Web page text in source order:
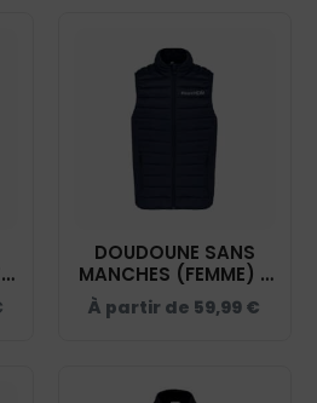
DOUDOUNE SANS
MANCHES (FEMME) -
HARAS DU MANOIR -
K6114
À partir de 59,99 €